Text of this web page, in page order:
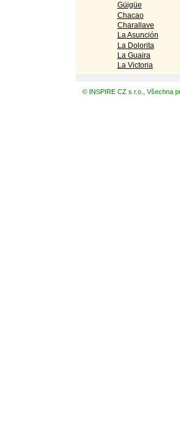
Güigüe
Chacao
Charallave
La Asunción
La Dolorita
La Guaira
La Victoria
© INSPIRE CZ s.r.o., Všechna